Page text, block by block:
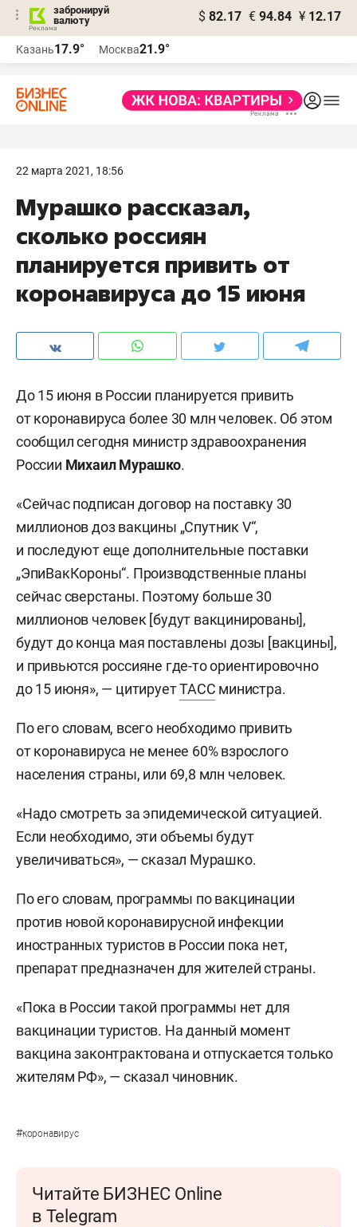
забронируй
валюту
$ 82.17 € 94.84 ¥ 12.17
Казань17.9° Москва21.9°
22 марта 2021, 18:56
Мурашко рассказал,
сколько россиян
планируется привить от
коронавируса до 15 июня
До 15 июня в России планируется привить
от коронавируса более 30 млн человек. Об этом
сообщил сегодня министр здравоохранения
России Михаил Мурашко.
«Сейчас подписан договор на поставку 30
миллионов доз вакцины „Спутник V“,
и последуют еще дополнительные поставки
„ЭпиВакКороны“. Производственные планы
сейчас сверстаны. Поэтому больше 30
миллионов человек [будут вакцинированы],
будут до конца мая поставлены дозы [вакцины],
и привьются россияне где-то ориентировочно
до 15 июня», — цитируетТАСС министра.
По его словам, всего необходимо привить
от коронавируса не менее 60% взрослого
населения страны, или 69,8 млн человек.
«Надо смотреть за эпидемической ситуацией.
Если необходимо, эти объемы будут
увеличиваться», — сказал Мурашко.
По его словам, программы по вакцинации
против новой коронавирусной инфекции
иностранных туристов в России пока нет,
препарат предназначен для жителей страны.
«Пока в России такой программы нет для
вакцинации туристов. На данный момент
вакцина законтрактована и отпускается только
жителям РФ», — сказал чиновник.
#коронавирус
Читайте БИЗНЕС Online
в Telegram